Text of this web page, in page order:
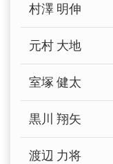
村澤 明伸
元村 大地
室塚 健太
黒川 翔矢
渡辺 力将